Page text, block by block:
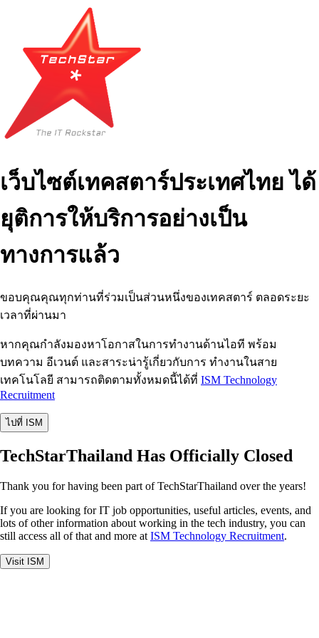
เว็บไซต์เทคสตาร์ประเทศไทย ได้
ยุติการให้บริการอย่างเป็น
ทางการแล้ว
ขอบคุณคุณทุกท่านที่ร่วมเป็นส่วนหนึ่งของเทคสตาร์ ตลอดระยะ
เวลาที่ผ่านมา
หากคุณกำลังมองหาโอกาสในการทำงานด้านไอที พร้อม
บทความ อีเวนต์ และสาระน่ารู้เกี่ยวกับการ ทำงานในสาย
เทคโนโลยี สามารถติดตามทั้งหมดนี้ได้ที่ ISM Technology
Recruitment
ไปที่ ISM
TechStarThailand Has Officially Closed
Thank you for having been part of TechStarThailand over the years!
If you are looking for IT job opportunities, useful articles, events, and
lots of other information about working in the tech industry, you can
still access all of that and more at ISM Technology Recruitment.
Visit ISM